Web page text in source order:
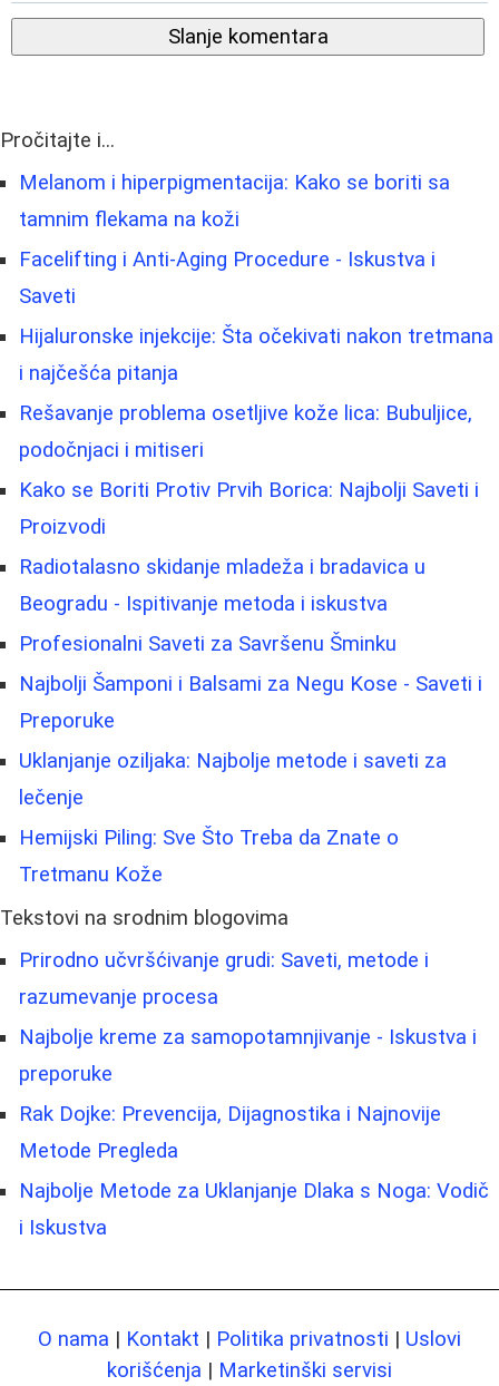
Slanje komentara
Pročitajte i...
Melanom i hiperpigmentacija: Kako se boriti sa
tamnim flekama na koži
Facelifting i Anti-Aging Procedure - Iskustva i
Saveti
Hijaluronske injekcije: Šta očekivati nakon tretmana
i najčešća pitanja
Rešavanje problema osetljive kože lica: Bubuljice,
podočnjaci i mitiseri
Kako se Boriti Protiv Prvih Borica: Najbolji Saveti i
Proizvodi
Radiotalasno skidanje mladeža i bradavica u
Beogradu - Ispitivanje metoda i iskustva
Profesionalni Saveti za Savršenu Šminku
Najbolji Šamponi i Balsami za Negu Kose - Saveti i
Preporuke
Uklanjanje oziljaka: Najbolje metode i saveti za
lečenje
Hemijski Piling: Sve Što Treba da Znate o
Tretmanu Kože
Tekstovi na srodnim blogovima
Prirodno učvršćivanje grudi: Saveti, metode i
razumevanje procesa
Najbolje kreme za samopotamnjivanje - Iskustva i
preporuke
Rak Dojke: Prevencija, Dijagnostika i Najnovije
Metode Pregleda
Najbolje Metode za Uklanjanje Dlaka s Noga: Vodič
i Iskustva
O nama | Kontakt | Politika privatnosti | Uslovi
korišćenja | Marketinški servisi